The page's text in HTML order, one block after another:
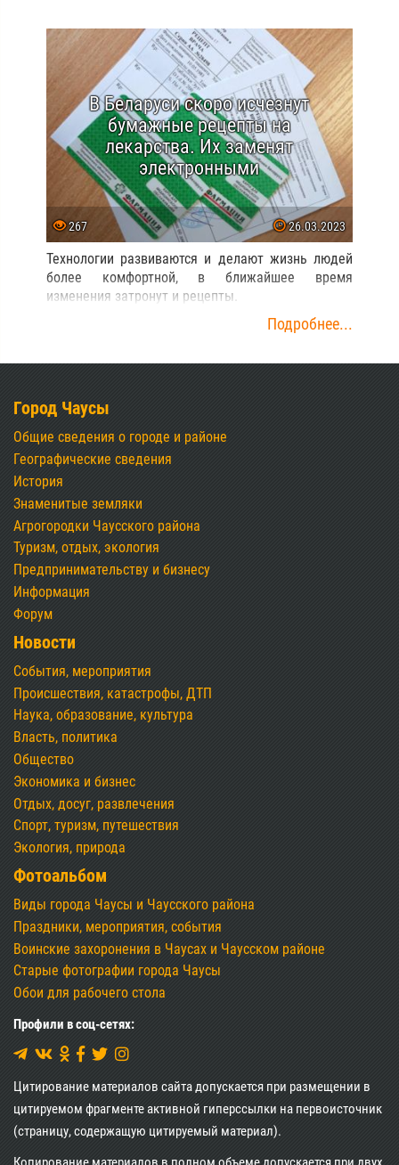
В Беларуси скоро исчезнут
бумажные рецепты на
лекарства. Их заменят
электронными
267 26.03.2023
Технологии развиваются и делают жизнь людей
более комфортной, в ближайшее время
изменения затронут и рецепты.
Подробнее...
Город Чаусы
Общие сведения о городе и районе
Географические сведения
История
Знаменитые земляки
Агрогородки Чаусского района
Туризм, отдых, экология
Предпринимательству и бизнесу
Информация
Форум
Новости
События, мероприятия
Происшествия, катастрофы, ДТП
Наука, образование, культура
Власть, политика
Общество
Экономика и бизнес
Отдых, досуг, развлечения
Спорт, туризм, путешествия
Экология, природа
Фотоальбом
Виды города Чаусы и Чаусского района
Праздники, мероприятия, события
Воинские захоронения в Чаусах и Чаусском районе
Старые фотографии города Чаусы
Обои для рабочего стола
Профили в соц-сетях:
Цитирование материалов сайта допускается при размещении в
цитируемом фрагменте активной гиперссылки на первоисточник
(страницу, содержащую цитируемый материал).